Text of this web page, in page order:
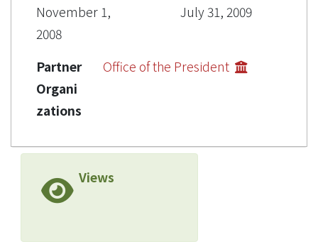
November 1,
2008
July 31, 2009
Partner
Organi
zations
Office of the President
Views